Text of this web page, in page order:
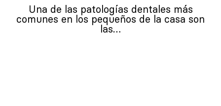
Una de las patologías dentales más
comunes en los pequeños de la casa son
las…